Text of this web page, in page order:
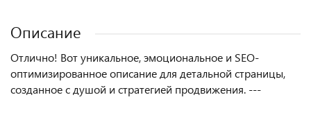
Описание
Отлично! Вот уникальное, эмоциональное и SEO-
оптимизированное описание для детальной страницы,
созданное с душой и стратегией продвижения. ---